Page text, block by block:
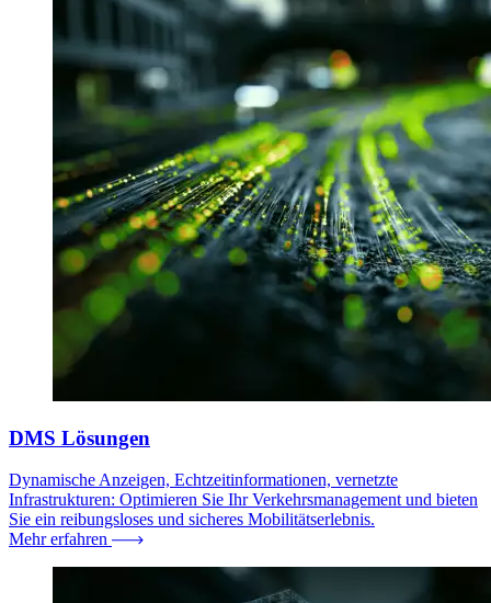
DMS Lösungen
Dynamische Anzeigen, Echtzeitinformationen, vernetzte
Infrastrukturen: Optimieren Sie Ihr Verkehrsmanagement und bieten
Sie ein reibungsloses und sicheres Mobilitätserlebnis.
Mehr erfahren